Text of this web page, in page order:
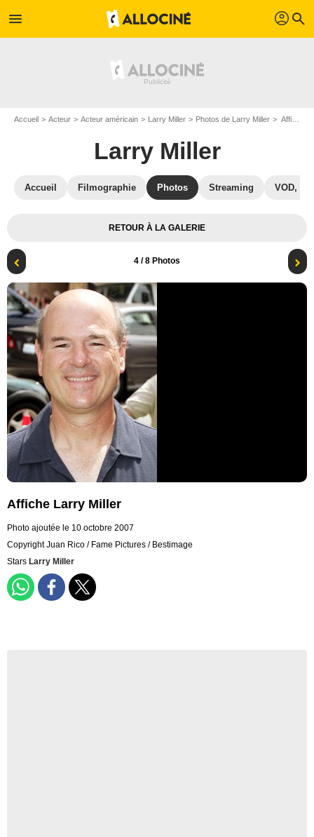
menu profil search
Accueil Acteur Acteur américain Larry Miller Photos de Larry Miller Affiche Larry Miller
Larry Miller
Accueil Filmographie Photos Streaming VOD,
RETOUR À LA GALERIE
4 / 8 Photos
Affiche Larry Miller
Photo ajoutée le 10 octobre 2007
Copyright Juan Rico / Fame Pictures / Bestimage
Stars Larry Miller